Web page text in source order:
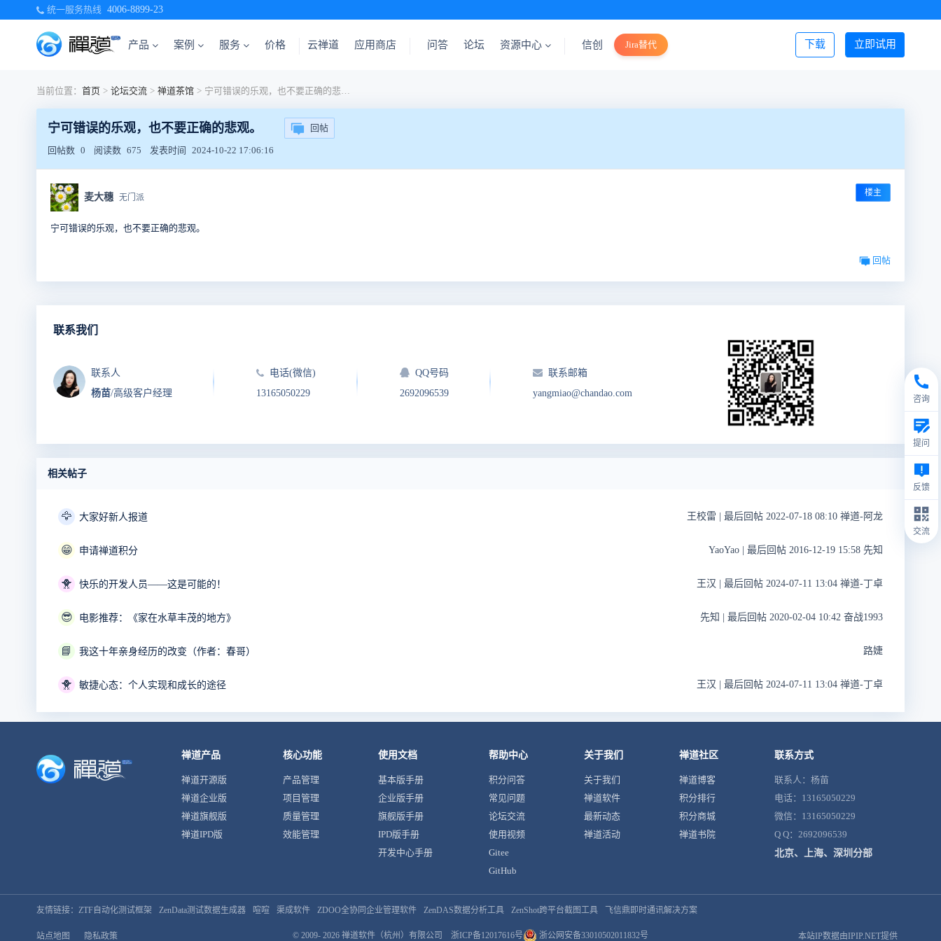
统一服务热线 4006-8899-23
产品 案例 服务 价格 立即试用
下载
云禅道 应用商店 问答 论坛 资源中心 信创 Jira替代 登录/注册
当前位置： 首页 > 论坛交流 > 禅道茶馆 > 宁可错误的乐观，也不要正确的悲观。
宁可错误的乐观，也不要正确的悲观。 回帖
回帖数 0 阅读数 675 发表时间 2024-10-22 17:06:16
麦大穗 无门派 楼主
宁可错误的乐观，也不要正确的悲观。
回帖
联系我们
联系人
杨苗/高级客户经理
电话(微信)
13165050229
QQ号码
2692096539
联系邮箱
yangmiao@chandao.com
相关帖子
🦅 大家好新人报道 王校雷 最后回帖 2022-07-18 08:10 禅道-阿龙
😁 申请禅道积分 YaoYao 最后回帖 2016-12-19 15:58 先知
🐥 快乐的开发人员——这是可能的！ 王汉 最后回帖 2024-07-11 13:04 禅道-丁卓
😎 电影推荐：《家在水草丰茂的地方》 先知 最后回帖 2020-02-04 10:42 奋战1993
📘 我这十年亲身经历的改变（作者：春哥） 路婕
🐥 敏捷心态：个人实现和成长的途径 王汉 最后回帖 2024-07-11 13:04 禅道-丁卓
禅道产品
禅道开源版
禅道企业版
禅道旗舰版
禅道IPD版
核心功能
产品管理
项目管理
质量管理
效能管理
使用文档
基本版手册
企业版手册
旗舰版手册
IPD版手册
开发中心手册
帮助中心
积分问答
常见问题
论坛交流
使用视频
Gitee
GitHub
关于我们
关于我们
禅道软件
最新动态
禅道活动
禅道社区
禅道博客
积分排行
积分商城
禅道书院
联系方式
联系人：杨苗
电话：13165050229
微信：13165050229
Q Q：2692096539
北京、上海、深圳分部
友情链接： ZTF自动化测试框架 ZenData测试数据生成器 喧喧 渠成软件 ZDOO全协同企业管理软件 ZenDAS数据分析工具 ZenShot跨平台截图工具 飞信鼎即时通讯解决方案
站点地图 隐私政策 © 2009- 2026 禅道软件（杭州）有限公司 浙ICP备12017616号 浙公网安备33010502011832号 本站IP数据由IPIP.NET提供
咨询
提问
反馈
交流